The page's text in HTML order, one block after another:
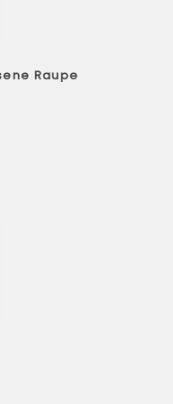
Raupe